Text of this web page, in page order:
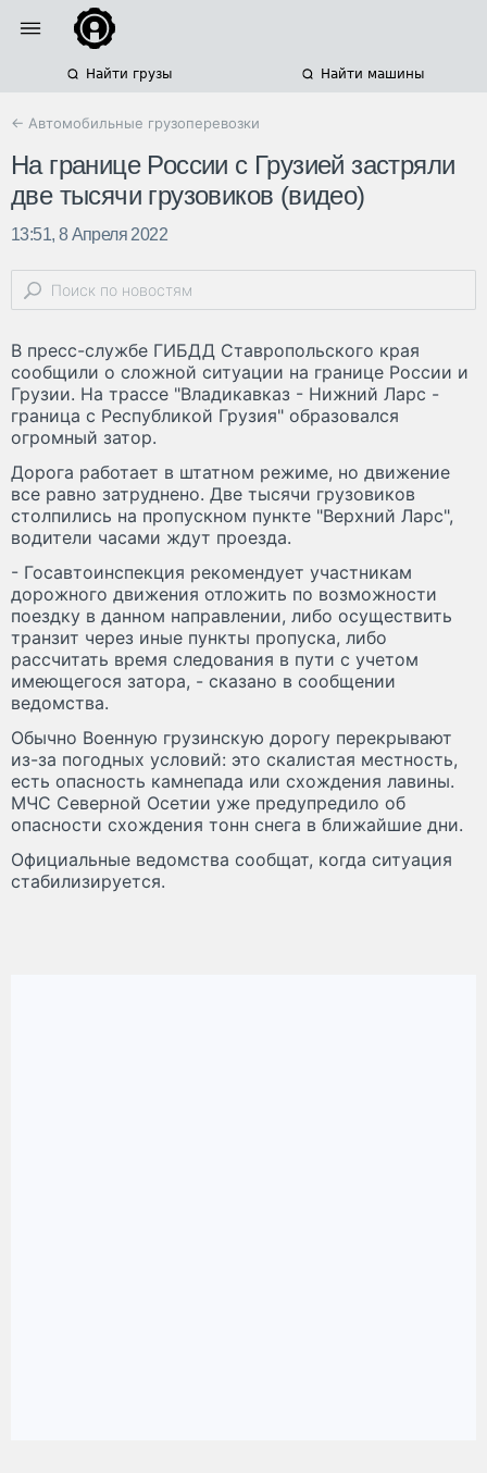
Найти грузы Найти машины
← Автомобильные грузоперевозки
На границе России с Грузией застряли
две тысячи грузовиков (видео)
13:51, 8 Апреля 2022
В пресс-службе ГИБДД Ставропольского края
сообщили о сложной ситуации на границе России и
Грузии. На трассе "Владикавказ - Нижний Ларс -
граница с Республикой Грузия" образовался
огромный затор.
Дорога работает в штатном режиме, но движение
все равно затруднено. Две тысячи грузовиков
столпились на пропускном пункте "Верхний Ларс",
водители часами ждут проезда.
- Госавтоинспекция рекомендует участникам
дорожного движения отложить по возможности
поездку в данном направлении, либо осуществить
транзит через иные пункты пропуска, либо
рассчитать время следования в пути с учетом
имеющегося затора, - сказано в сообщении
ведомства.
Обычно Военную грузинскую дорогу перекрывают
из-за погодных условий: это скалистая местность,
есть опасность камнепада или схождения лавины.
МЧС Северной Осетии уже предупредило об
опасности схождения тонн снега в ближайшие дни.
Официальные ведомства сообщат, когда ситуация
стабилизируется.